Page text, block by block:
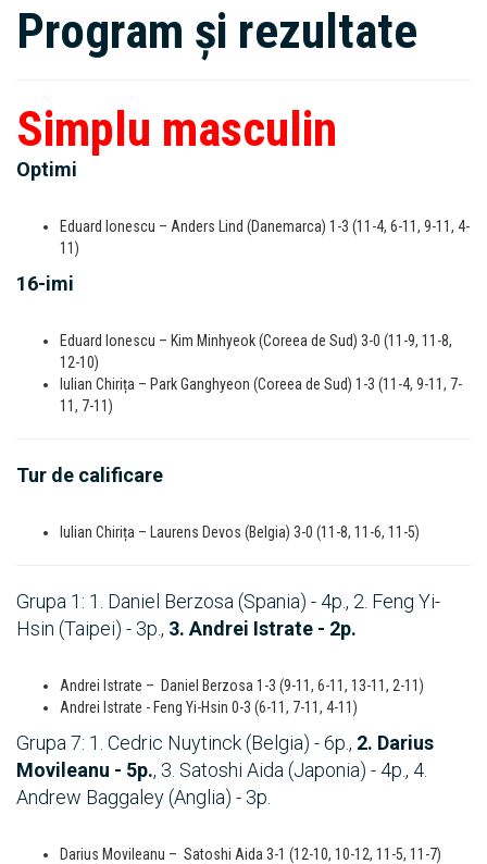
Program și rezultate
Simplu masculin
Optimi
Eduard Ionescu – Anders Lind (Danemarca) 1-3 (11-4, 6-11, 9-11, 4-
11)
16-imi
Eduard Ionescu – Kim Minhyeok (Coreea de Sud) 3-0 (11-9, 11-8,
12-10)
Iulian Chirița – Park Ganghyeon (Coreea de Sud) 1-3 (11-4, 9-11, 7-
11, 7-11)
Tur de calificare
Iulian Chirița – Laurens Devos (Belgia) 3-0 (11-8, 11-6, 11-5)
Grupa 1: 1. Daniel Berzosa (Spania) - 4p., 2. Feng Yi-
Hsin (Taipei) - 3p., 3. Andrei Istrate - 2p.
Andrei Istrate – Daniel Berzosa 1-3 (9-11, 6-11, 13-11, 2-11)
Andrei Istrate - Feng Yi-Hsin 0-3 (6-11, 7-11, 4-11)
Grupa 7: 1. Cedric Nuytinck (Belgia) - 6p., 2. Darius
Movileanu - 5p., 3. Satoshi Aida (Japonia) - 4p., 4.
Andrew Baggaley (Anglia) - 3p.
Darius Movileanu – Satoshi Aida 3-1 (12-10, 10-12, 11-5, 11-7)